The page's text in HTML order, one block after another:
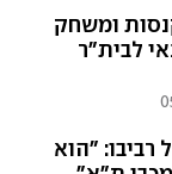
ומשחק
לבית"ר
רביבו: "הוא